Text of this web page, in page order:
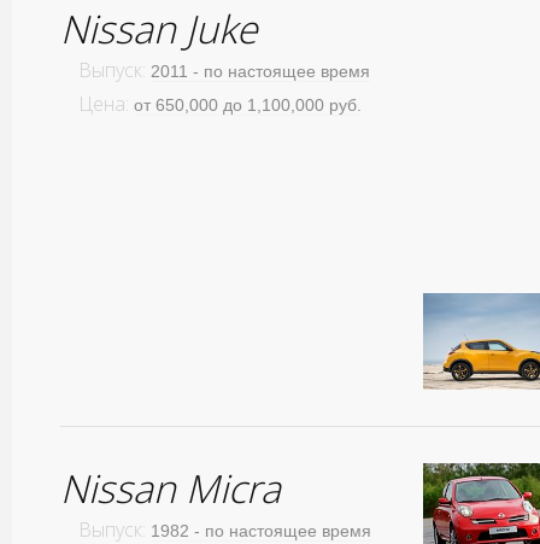
Nissan Juke
Выпуск: 2011 - по настоящее время
Цена: от 650,000 до 1,100,000 руб.
Nissan Micra
Выпуск: 1982 - по настоящее время